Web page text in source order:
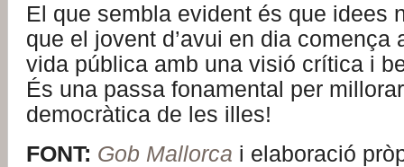
El que sembla evident és que idees
que el jovent d’avui en dia comença
vida pública amb una visió crítica i
És una passa fonamental per
democràtica de les illes!
FONT: Gob Mallorca i elaboració